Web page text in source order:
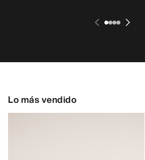
Lo más vendido